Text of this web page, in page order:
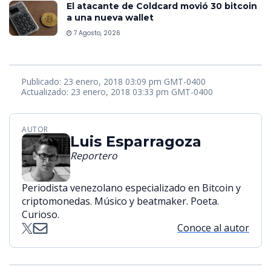
El atacante de Coldcard movió 30 bitcoin
a una nueva wallet
7 Agosto, 2026
Publicado: 23 enero, 2018 03:09 pm GMT-0400
Actualizado: 23 enero, 2018 03:33 pm GMT-0400
AUTOR
Luis Esparragoza
Reportero
Periodista venezolano especializado en Bitcoin y
criptomonedas. Músico y beatmaker. Poeta.
Curioso.
Conoce al autor